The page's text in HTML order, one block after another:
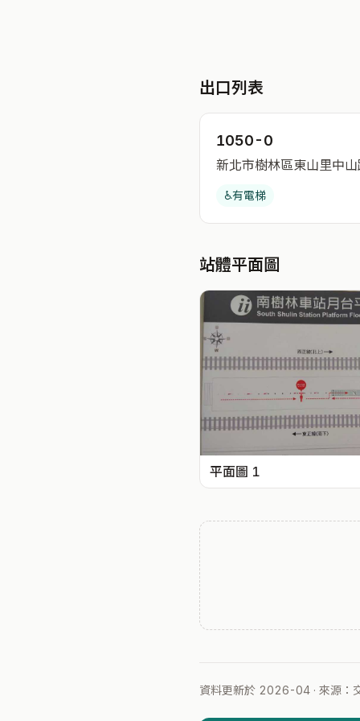
出口列表
1050-0
新北市樹林區東山里中
♿有電梯
站體平面圖
平面圖 1
資料更新於 2026-04 · 來源：